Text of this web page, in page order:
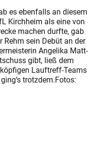
es ebenfalls an diesem
Kirchheim als eine von
machen durfte, gab
Rehm sein Debüt an der
Angelika Matt-
gibt, ließ dem
Lauftreff-Teams
trotzdem.Fotos: